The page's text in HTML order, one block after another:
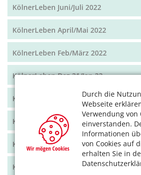
Durch die
Webseite
Verwendung von
einverstanden.
Informationen
von Cookies auf
erhalten Sie in
KölnerLeben Juni/Juli 2022
KölnerLeben April/Mai 2022
KölnerLeben Feb/März 2022
KölnerLeben Dez 21/Jan 22
KölnerLeben Okt/Nov 2021
KölnerLeben Aug/Sept 2021
KölnerLeben Juni/Juli 2021
KölnerLeben April/Mai 2021